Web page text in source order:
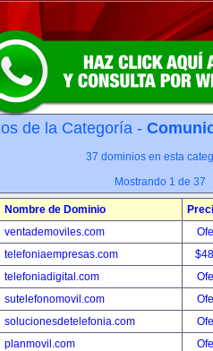
de la Categoría -
37 dominios en esta
Mostrando 1 de 37
Nombre de Dominio
ventademoviles.com
telefoniaempresas.com
telefoniadigital.com
sutelefonomovil.com
solucionesdetelefonia.com
planmovil.com